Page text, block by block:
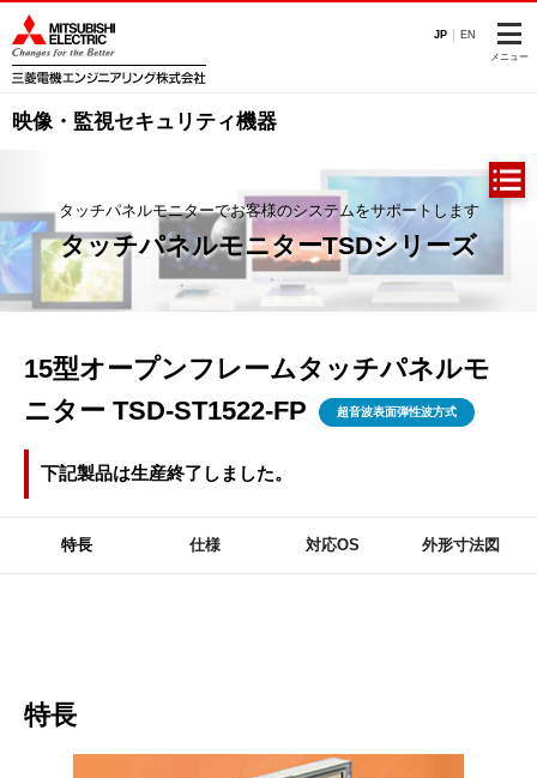
JP EN
メニュー
映像・監視セキュリティ機器
タッチパネルモニターでお客様のシステムをサポートします
タッチパネルモニターTSDシリーズ
15型オープンフレームタッチパネルモ
ニター TSD-ST1522-FP
超音波表面弾性波方式
下記製品は生産終了しました。
特長 仕様 対応OS 外形寸法図
特長